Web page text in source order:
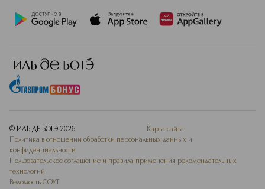
© ИЛЬ ДЕ БОТЭ 2026
Карта сайта
Политика в отношении обработки персональных данных и
конфиденциальности
Пользовательское соглашение и правила применения рекомендательных
технологий
Ведомость СОУТ